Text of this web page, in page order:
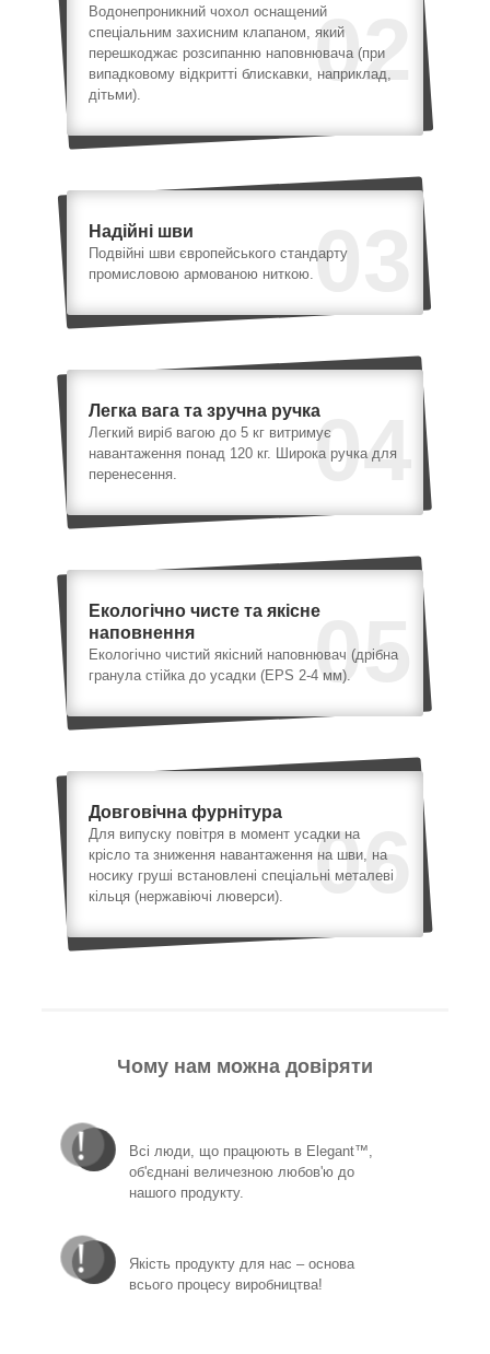
02
Водонепроникний чохол оснащений
спеціальним захисним клапаном, який
перешкоджає розсипанню наповнювача (при
випадковому відкритті блискавки, наприклад,
дітьми).
03
Надійні шви
Подвійні шви європейського стандарту
промисловою армованою ниткою.
04
Легка вага та зручна ручка
Легкий виріб вагою до 5 кг витримує
навантаження понад 120 кг. Широка ручка для
перенесення.
05
Екологічно чисте та якісне
наповнення
Екологічно чистий якісний наповнювач (дрібна
гранула стійка до усадки (EPS 2-4 мм).
06
Довговічна фурнітура
Для випуску повітря в момент усадки на
крісло та зниження навантаження на шви, на
носику груші встановлені спеціальні металеві
кільця (нержавіючі люверси).
Чому нам можна довіряти
Всі люди, що працюють в Elegant™,
об'єднані величезною любов'ю до
нашого продукту.
Якість продукту для нас – основа
всього процесу виробництва!